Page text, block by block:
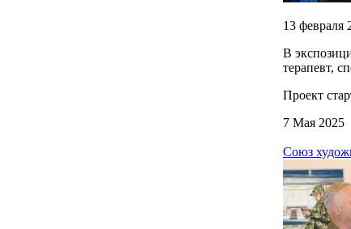
13 февраля
В
терапевт,
Проект
7 Мая 2025
Союз